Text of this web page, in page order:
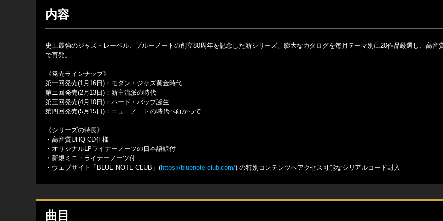
内容
史上最強のジャズ・レーベル、ブルーノートの創立80周年を記念した新シリーズ。膨大なカタログを毎月テーマ別に20作品厳選し、高音
で再発。
《発売ラインナップ》
第一回発売(1月16日)：モダン・ジャズ黄金時代
第ニ回発売(2月13日)：新主流派の時代
第三回発売(4月10日)：ハード・バップ誕生
第四回発売(5月15日)：ニューノートの時代へ向かって
《シリーズの特長》
・高音質UHQ-CD仕様
・オリジナルLPライナーノーツの日本語訳付
・新規ミニ・ライナーノーツ付
・ウェブサイト「BLUE NOTE CLUB」(https://bluenote-club.com/) の特別コンテンツへアクセス可能なシリアルコード封入
曲目